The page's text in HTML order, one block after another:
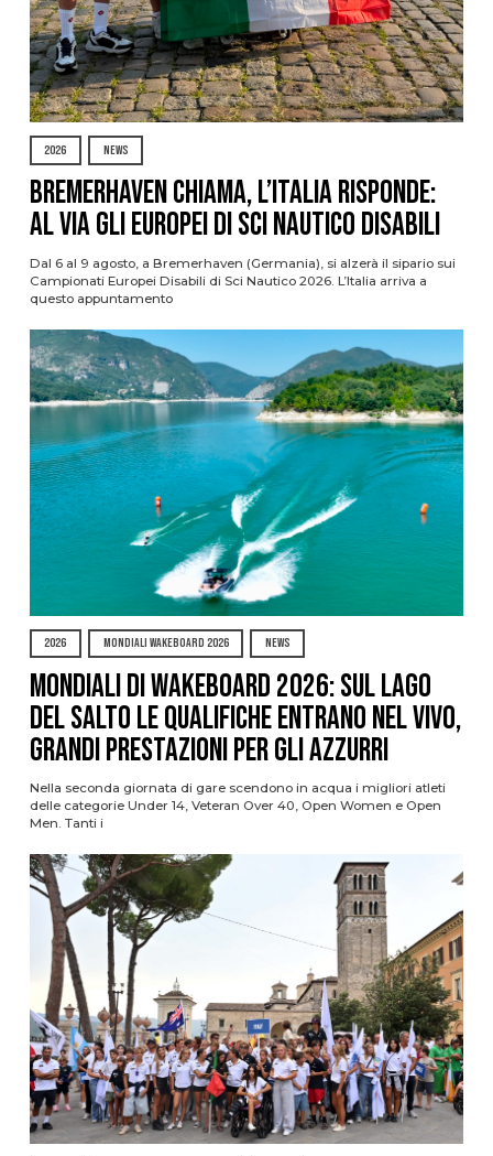
2026 NEWS
Bremerhaven chiama, l’Italia risponde:
al via gli Europei di Sci Nautico Disabili
Dal 6 al 9 agosto, a Bremerhaven (Germania), si alzerà il sipario sui
Campionati Europei Disabili di Sci Nautico 2026. L’Italia arriva a
questo appuntamento
2026 MONDIALI WAKEBOARD 2026 NEWS
Mondiali di Wakeboard 2026: sul Lago
del Salto le qualifiche entrano nel vivo,
grandi prestazioni per gli azzurri
Nella seconda giornata di gare scendono in acqua i migliori atleti
delle categorie Under 14, Veteran Over 40, Open Women e Open
Men. Tanti i